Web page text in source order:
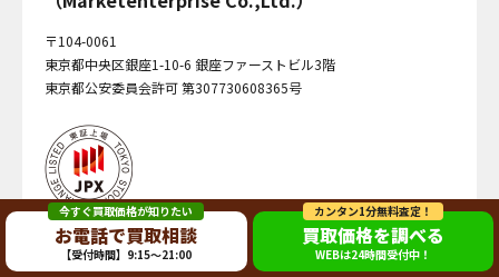
今すぐ買取価格が知りたい
お電話で買取相談
【受付時間】9:15～21:00
カンタン1分無料査定！
買取価格を調べる
WEBは24時間受付中！
〒104-0061
東京都中央区銀座1-10-6 銀座ファーストビル3階
東京都公安委員会許可 第307730608365号
©2024 MarketEnterprise Co., Ltd.